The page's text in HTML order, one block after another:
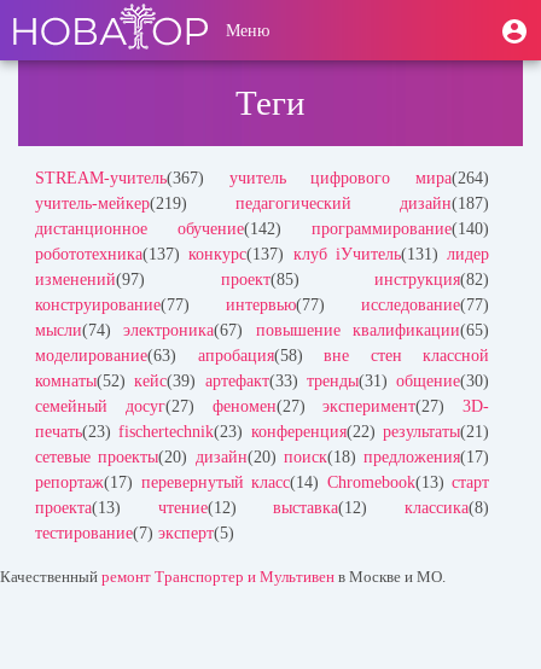
основному
User
account
Меню
Теги
STREAM-учитель(367) учитель цифрового мира(264)
учитель-мейкер(219) педагогический дизайн(187)
дистанционное обучение(142) программирование(140)
робототехника(137)конкурс(137) клуб iУчитель(131) лидер
изменений(97) проект(85) инструкция(82)
конструирование(77) интервью(77) исследование(77)
мысли(74)электроника(67) повышение квалификации(65)
моделирование(63) апробация(58) вне стен классной
комнаты(52)кейс(39) артефакт(33) тренды(31) общение(30)
семейный досуг(27) феномен(27)эксперимент(27) 3D-
печать(23)fischertechnik(23) конференция(22)результаты(21)
сетевые проекты(20) дизайн(20) поиск(18) предложения(17)
репортаж(17) перевернутый класс(14) Chromebook(13) старт
проекта(13) чтение(12)выставка(12)классика(8)
тестирование(7) эксперт(5)
Качественный ремонт Транспортер и Мультивен в Москве и МО.